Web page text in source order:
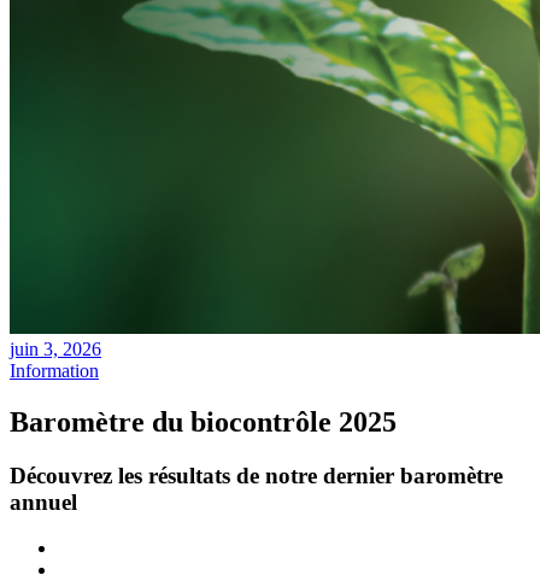
Posted
on
juin 3, 2026
Categories
Information
Baromètre du biocontrôle 2025
Découvrez les résultats de notre dernier baromètre
annuel